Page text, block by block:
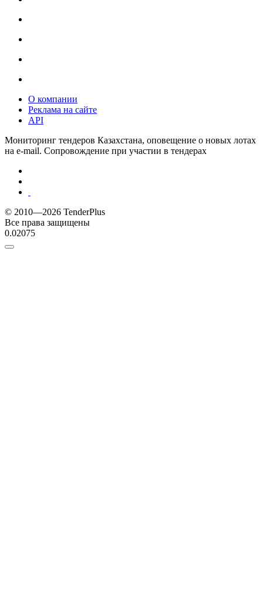
О компании
Реклама на сайте
API
Мониторинг тендеров Казахстана, оповещение о новых лотах
на e-mail. Сопровождение при участии в тендерах
© 2010—2026 TenderPlus
Все права защищены
0.02075